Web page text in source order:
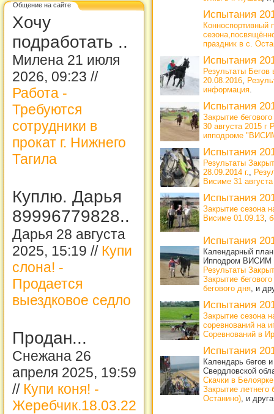
Общение на сайте
Хочу
подработать ..
Милена 21 июля
2026, 09:23 //
Работа -
Требуются
сотрудники в
прокат г. Нижнего
Тагила
Куплю. Дарья
89996779828..
Дарья 28 августа
2025, 15:19 // Купи
слона! -
Продается
выездковое седло
Продан...
Снежана 26
апреля 2025, 19:59
// Купи коня! -
Жеребчик.18.03.22
Испытания
Конноспортивный
праздник в с.
Испытания
Результаты Бегов
20.08.2016,
информация.
Испытания
Закрытие
30 августа 2015
ипподроме
Испытания
Результаты
28.09.2014 г.,
Висиме 31 августа
Испытания
Закрытие сезона
Висиме 01.09.13,
Испытания
Календарный
Ипподром ВИСИМ
Результаты
Закрытие
бегового дня, и
Испытания
Закрытие сезона
соревнований на
Соревнований в
Испытания
Календарь бегов
Свердловской
Скачки в Белоярке
Закрытие летнего
Останино), и